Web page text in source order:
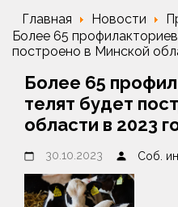
Главная Новости
Более 65
построено в Минской
Более 65
телят будет
области в 2023
30.10.2023 Соб.